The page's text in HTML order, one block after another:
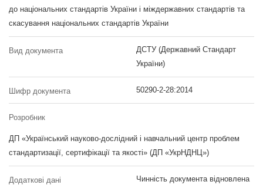
до національних стандартів України і міждержавних стандартів та
скасування національних стандартів України
Вид документа
ДСТУ (Державний Стандарт
України)
Шифр документа 50290-2-28:2014
Розробник
ДП «Український науково-дослідний і навчальний центр проблем
стандартизації, сертифікації та якості» (ДП «УкрНДНЦ»)
Додаткові дані
Чинність документа відновлена